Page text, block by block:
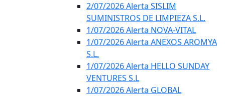
2/07/2026 Alerta SISLIM
SUMINISTROS DE LIMPIEZA S.L.
1/07/2026 Alerta NOVA-VITAL
1/07/2026 Alerta ANEXOS AROMYA
S.L.
1/07/2026 Alerta HELLO SUNDAY
VENTURES S.L
1/07/2026 Alerta GLOBAL